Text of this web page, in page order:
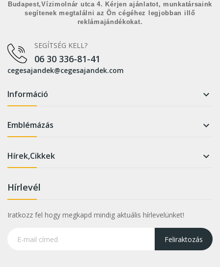
Budapest,Vízimolnár utca 4. Kérjen ajánlatot, munkatársaink
segítenek megtalálni az Ön cégéhez legjobban illő
reklámajándékokat.
SEGÍTSÉG KELL?
06 30 336-81-41
cegesajandek@cegesajandek.com
Információ 
Emblémázás 
Hírek,Cikkek 
Hírlevél
Iratkozz fel hogy megkapd mindig aktuális hírlevelünket!
Feliraktozás